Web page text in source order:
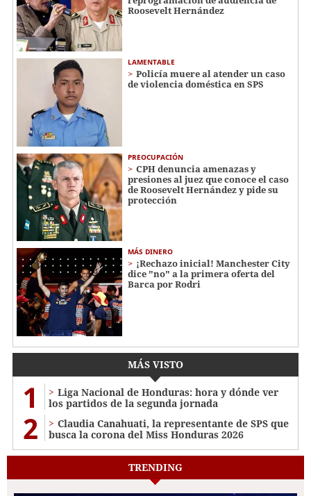
Roosevelt Hernández
LAMENTABLE
Policía muere al atender un caso
de violencia doméstica en SPS
PREOCUPACIÓN
CPH denuncia amenazas y
presiones al juez que conoce el caso
de Roosevelt Hernández y pide su
protección
MÁS DINERO
¡Rechazo inicial! Manchester City
dice "no" a la primera oferta del
Barca por Rodri
MÁS VISTO
1
Liga Nacional de Honduras: hora y dónde ver
los partidos de la segunda jornada
2
Claudia Canahuati, la representante de SPS que
busca la corona del Miss Honduras 2026
TRENDING